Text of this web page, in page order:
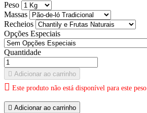
Peso
Massas
Recheios
Opções Especiais
Quantidade
 Adicionar ao carrinho
 Este produto não está disponível para este peso
 Adicionar ao carrinho